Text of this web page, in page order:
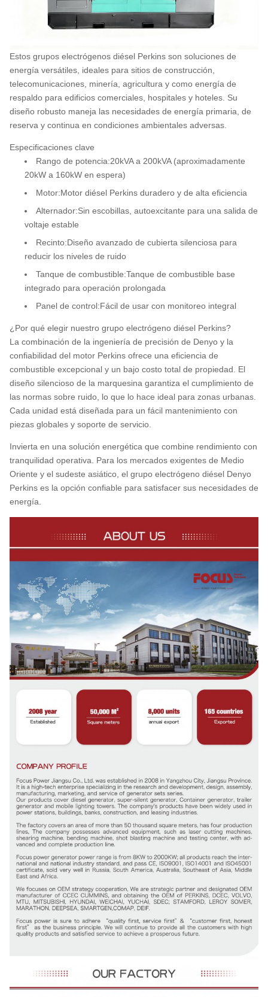
Estos grupos electrógenos diésel Perkins son soluciones de
energía versátiles, ideales para sitios de construcción,
telecomunicaciones, minería, agricultura y como energía de
respaldo para edificios comerciales, hospitales y hoteles. Su
diseño robusto maneja las necesidades de energía primaria, de
reserva y continua en condiciones ambientales adversas.
Especificaciones clave
Rango de potencia:20kVA a 200kVA (aproximadamente
20kW a 160kW en espera)
Motor:Motor diésel Perkins duradero y de alta eficiencia
Alternador:Sin escobillas, autoexcitante para una salida de
voltaje estable
Recinto:Diseño avanzado de cubierta silenciosa para
reducir los niveles de ruido
Tanque de combustible:Tanque de combustible base
integrado para operación prolongada
Panel de control:Fácil de usar con monitoreo integral
¿Por qué elegir nuestro grupo electrógeno diésel Perkins?
La combinación de la ingeniería de precisión de Denyo y la
confiabilidad del motor Perkins ofrece una eficiencia de
combustible excepcional y un bajo costo total de propiedad. El
diseño silencioso de la marquesina garantiza el cumplimiento de
las normas sobre ruido, lo que lo hace ideal para zonas urbanas.
Cada unidad está diseñada para un fácil mantenimiento con
piezas globales y soporte de servicio.
Invierta en una solución energética que combine rendimiento con
tranquilidad operativa. Para los mercados exigentes de Medio
Oriente y el sudeste asiático, el grupo electrógeno diésel Denyo
Perkins es la opción confiable para satisfacer sus necesidades de
energía.